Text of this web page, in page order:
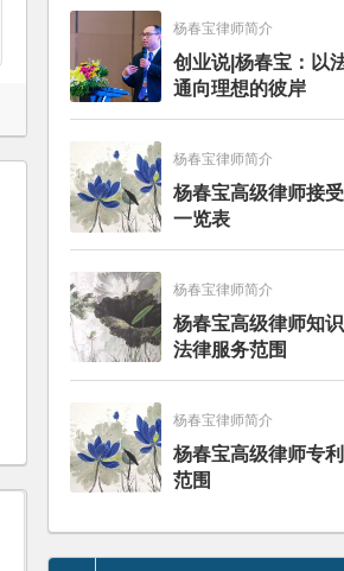
杨春宝律师简介
创业说|杨春宝：以
通向理想的彼岸
杨春宝律师简介
杨春宝高级律师接
一览表
杨春宝律师简介
杨春宝高级律师知
法律服务范围
杨春宝律师简介
杨春宝高级律师专
范围